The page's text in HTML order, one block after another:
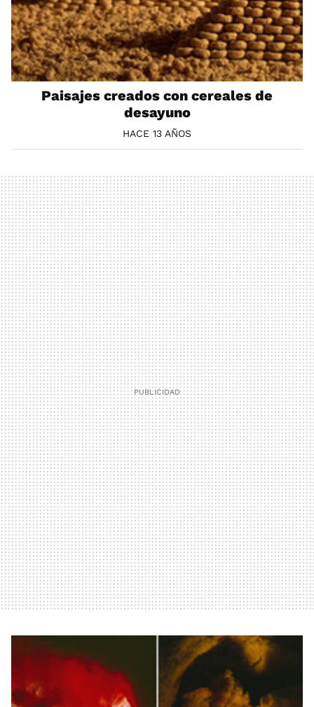
Paisajes creados con cereales de
desayuno
HACE 13 AÑOS